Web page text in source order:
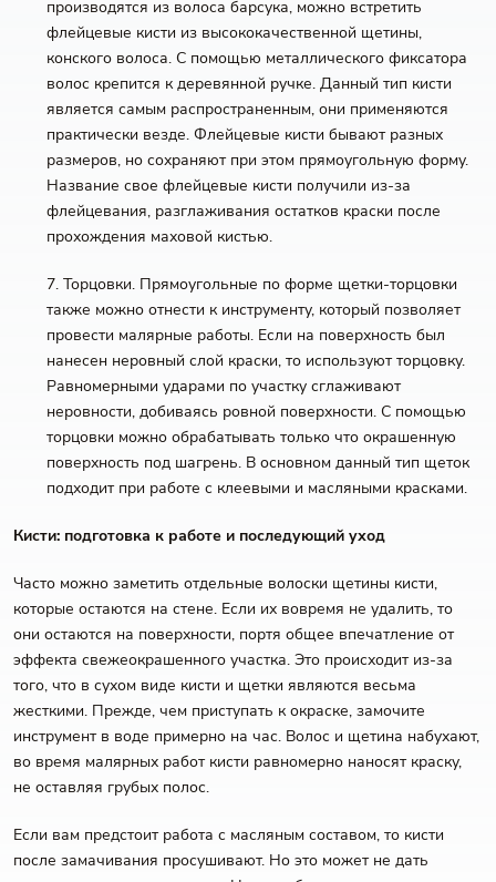
производятся из волоса барсука, можно встретить
флейцевые кисти из высококачественной щетины,
конского волоса. С помощью металлического фиксатора
волос крепится к деревянной ручке. Данный тип кисти
является самым распространенным, они применяются
практически везде. Флейцевые кисти бывают разных
размеров, но сохраняют при этом прямоугольную форму.
Название свое флейцевые кисти получили из-за
флейцевания, разглаживания остатков краски после
прохождения маховой кистью.
7. Торцовки. Прямоугольные по форме щетки-торцовки
также можно отнести к инструменту, который позволяет
провести малярные работы. Если на поверхность был
нанесен неровный слой краски, то используют торцовку.
Равномерными ударами по участку сглаживают
неровности, добиваясь ровной поверхности. С помощью
торцовки можно обрабатывать только что окрашенную
поверхность под шагрень. В основном данный тип щеток
подходит при работе с клеевыми и масляными красками.
Кисти: подготовка к работе и последующий уход
Часто можно заметить отдельные волоски щетины кисти,
которые остаются на стене. Если их вовремя не удалить, то
они остаются на поверхности, портя общее впечатление от
эффекта свежеокрашенного участка. Это происходит из-за
того, что в сухом виде кисти и щетки являются весьма
жесткими. Прежде, чем приступать к окраске, замочите
инструмент в воде примерно на час. Волос и щетина набухают,
во время малярных работ кисти равномерно наносят краску,
не оставляя грубых полос.
Если вам предстоит работа с масляным составом, то кисти
после замачивания просушивают. Но это может не дать